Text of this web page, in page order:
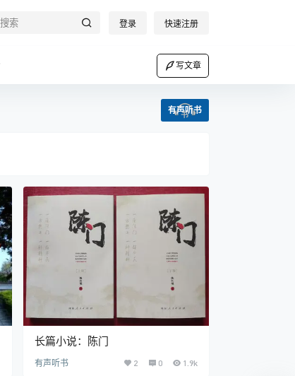
登录 快速注册
写文章
有声听书
长篇小说：陈门
有声听书 2 0 1.9k